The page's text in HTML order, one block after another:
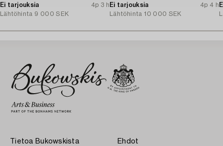
Ei tarjouksia
4p 3 h
Lähtöhinta 9 000 SEK
Ei tarjouksia
4p 4 h
Lähtöhinta 10 000 SEK
Tietoa Bukowskista Ehdot